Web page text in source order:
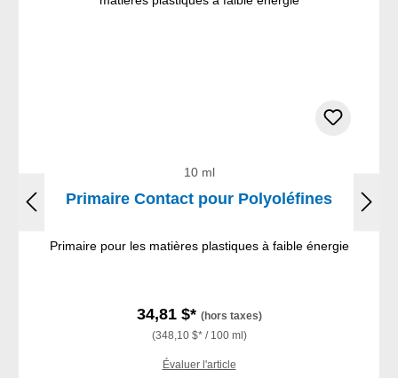
10 ml
Primaire Contact pour Polyoléfines
Primaire pour les matières plastiques à faible énergie
34,81 $* (hors taxes)
(348,10 $* / 100 ml)
Évaluer l'article